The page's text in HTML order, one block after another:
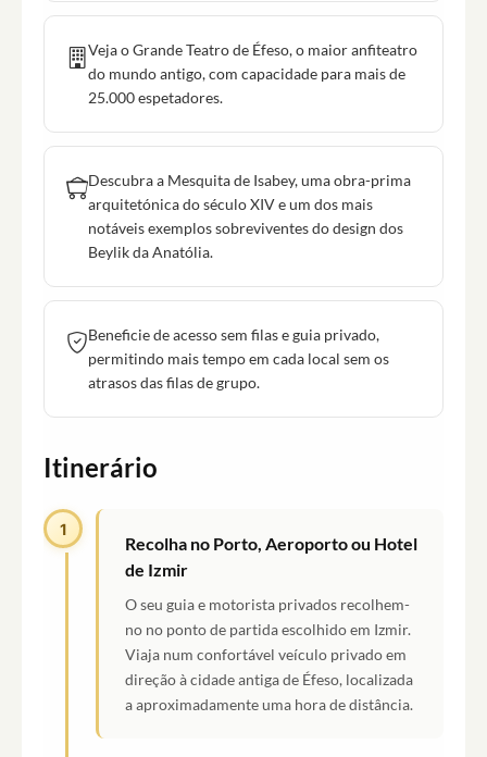
Veja o Grande Teatro de Éfeso, o maior anfiteatro
do mundo antigo, com capacidade para mais de
25.000 espetadores.
Descubra a Mesquita de Isabey, uma obra-prima
arquitetónica do século XIV e um dos mais
notáveis exemplos sobreviventes do design dos
Beylik da Anatólia.
Beneficie de acesso sem filas e guia privado,
permitindo mais tempo em cada local sem os
atrasos das filas de grupo.
Itinerário
1
Recolha no Porto, Aeroporto ou Hotel
de Izmir
O seu guia e motorista privados recolhem-
no no ponto de partida escolhido em Izmir.
Viaja num confortável veículo privado em
direção à cidade antiga de Éfeso, localizada
a aproximadamente uma hora de distância.